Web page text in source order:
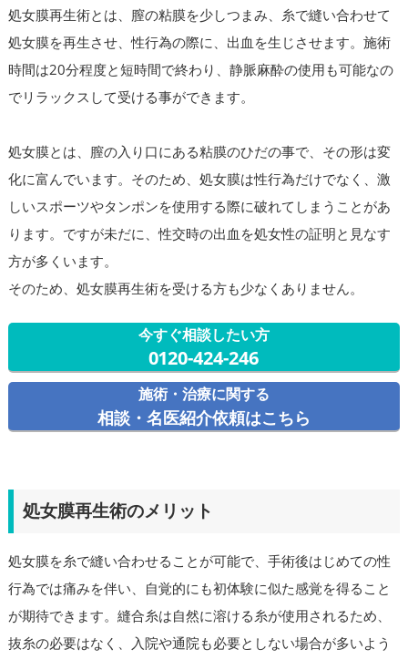
処女膜再生術とは、膣の粘膜を少しつまみ、糸で縫い合わせて
処女膜を再生させ、性行為の際に、出血を生じさせます。施術
時間は20分程度と短時間で終わり、静脈麻酔の使用も可能なの
でリラックスして受ける事ができます。
処女膜とは、膣の入り口にある粘膜のひだの事で、その形は変
化に富んでいます。そのため、処女膜は性行為だけでなく、激
しいスポーツやタンポンを使用する際に破れてしまうことがあ
ります。ですが未だに、性交時の出血を処女性の証明と見なす
方が多くいます。
そのため、処女膜再生術を受ける方も少なくありません。
今すぐ相談したい方
0120-424-246
施術・治療に関する
相談・名医紹介依頼はこちら
処女膜再生術のメリット
処女膜を糸で縫い合わせることが可能で、手術後はじめての性
行為では痛みを伴い、自覚的にも初体験に似た感覚を得ること
が期待できます。縫合糸は自然に溶ける糸が使用されるため、
抜糸の必要はなく、入院や通院も必要としない場合が多いよう